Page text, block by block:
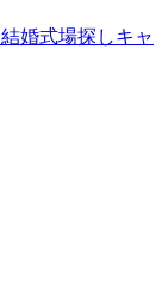
結婚式場探しキャ